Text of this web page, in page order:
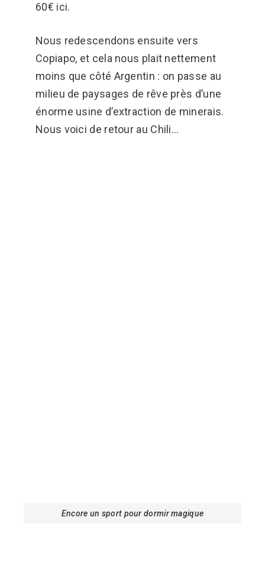
60€ ici.
Nous redescendons ensuite vers
Copiapo, et cela nous plait nettement
moins que côté Argentin : on passe au
milieu de paysages de rêve près d’une
énorme usine d’extraction de minerais.
Nous voici de retour au Chili…
Encore un sport pour dormir magique